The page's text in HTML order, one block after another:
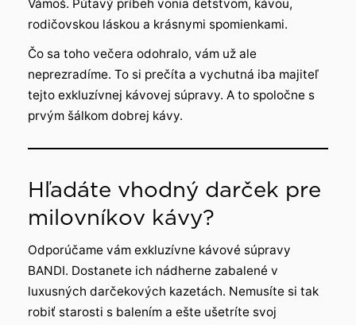
Vámoš. Pútavý príbeh vonia detstvom, kávou,
rodičovskou láskou a krásnymi spomienkami.
Čo sa toho večera odohralo, vám už ale
neprezradíme. To si prečíta a vychutná iba majiteľ
tejto exkluzívnej kávovej súpravy. A to spoločne s
prvým šálkom dobrej kávy.
Hľadáte vhodný darček pre
milovníkov kávy?
Odporúčame vám exkluzívne kávové súpravy
BANDI. Dostanete ich nádherne zabalené v
luxusných darčekových kazetách. Nemusíte si tak
robiť starosti s balením a ešte ušetríte svoj